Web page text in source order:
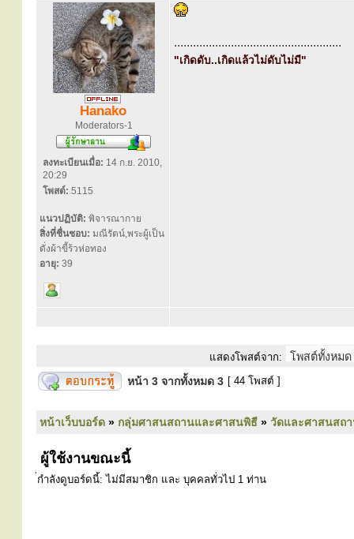
Hanako
Moderators-1
ลงทะเบียนเมื่อ: 14 ก.ย. 2010,
20:29
โพสต์: 5115
แนวปฏิบัติ: พิจารณากาย
สิ่งที่ชื่นชอบ: มณีรัตน์,พระผู้เป็น
ดั่งผ้าขี้ร้วห่อทอง
อายุ: 39
.....................................................
"เกิดดับ..เกิดแล้วไม่ดับไม่มี"
แสดงโพสต์จาก:
หน้า 3 จากทั้งหมด 3 [ 44 โพสต์ ]
หน้าเว็บบอร์ด » กลุ่มศาสนสถานและศาสนพิธี » วัดและศาสนสถ
ผู้ใช้งานขณะนี้
่กำลังดูบอร์ดนี้: ไม่มีสมาชิก และ บุคคลทั่วไป 1 ท่าน